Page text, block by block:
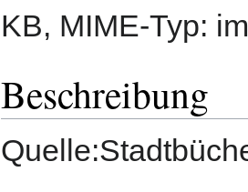
KB, MIME-Typ:
Beschreibung